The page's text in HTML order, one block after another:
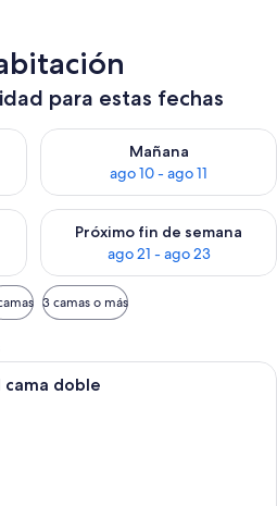
para estas fechas
hoy ago 9 - ago 10
Mañana
ago 10 - ago 11
Consulta la disponibilidad
este fin de semana ago 14 -
Próximo fin de semana
ago 21 - ago 23
Consulta la disponibilidad
3 camas o más
Una habitación de hotel moderna
cama doble